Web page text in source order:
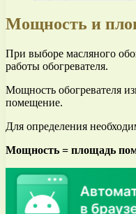
Мощность и
При выборе масляного
работы обогревателя.
Мощность обогревателя
помещение.
Для определения
Мощность = площадь